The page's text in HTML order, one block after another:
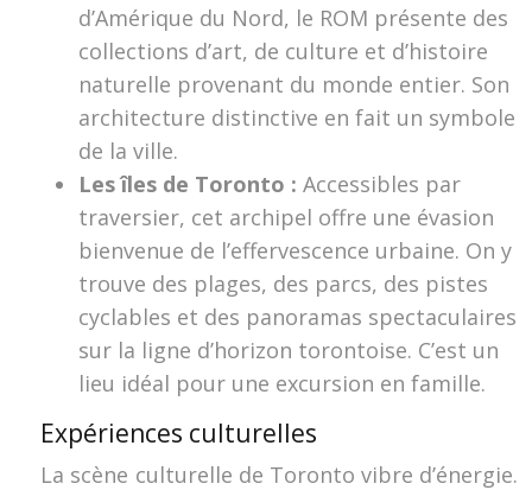
d’Amérique du Nord, le ROM présente des
collections d’art, de culture et d’histoire
naturelle provenant du monde entier. Son
architecture distinctive en fait un symbole
de la ville.
Les îles de Toronto :Accessibles par
traversier, cet archipel offre une évasion
bienvenue de l’effervescence urbaine. On y
trouve des plages, des parcs, des pistes
cyclables et des panoramas spectaculaires
sur la ligne d’horizon torontoise. C’est un
lieu idéal pour une excursion en famille.
Expériences culturelles
La scène culturelle de Toronto vibre d’énergie.